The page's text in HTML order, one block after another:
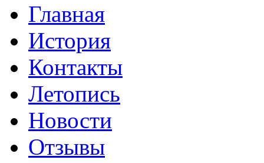
Главная
История
Контакты
Летопись
Новости
Отзывы